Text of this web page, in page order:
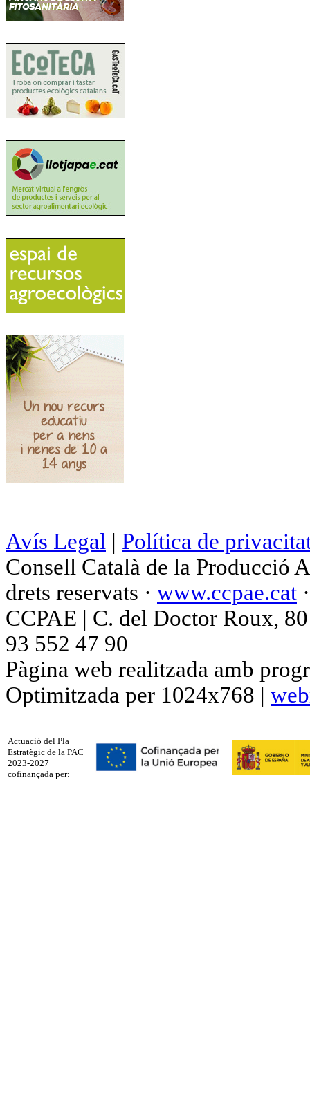
Avís Legal | Política de
Consell Català de la Producció
drets reservats · www.ccpae.cat
CCPAE | C. del Doctor Roux,
93 552 47 90
Pàgina web realitzada amb
Optimitzada per 1024x768 |
Actuació del Pla
Estratègic de la PAC
2023-2027
cofinançada per: